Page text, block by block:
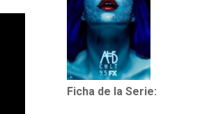
Ficha de la Serie: